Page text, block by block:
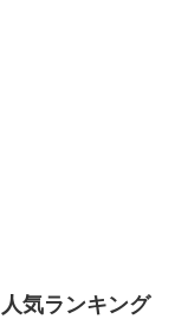
気ランキング